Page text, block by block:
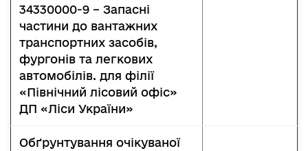
34330000-9 – Запасні
частини до вантажних
транспортних засобів,
фургонів та легкових
автомобілів. для філії
«Північний лісовий офіс»
ДП «Ліси України»
Обґрунтування очікуваної